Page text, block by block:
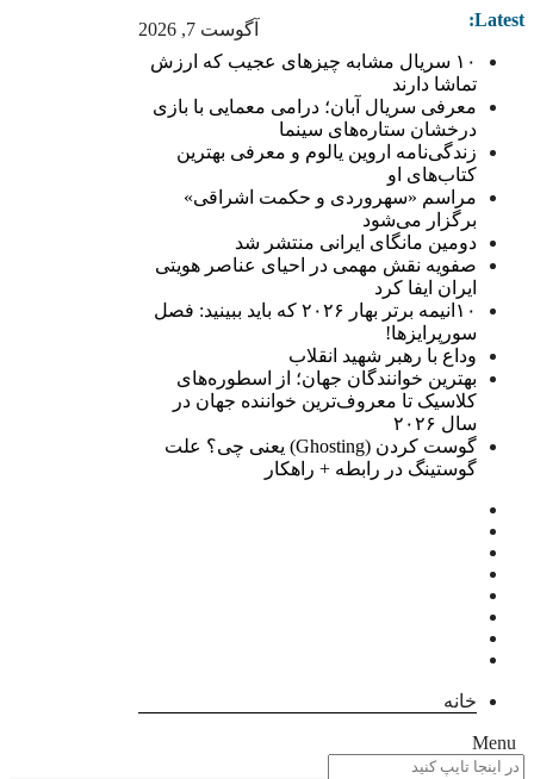
آگوست 7, 2026 Latest:
۱۰ سریال مشابه چیزهای عجیب که ارزش
تماشا دارند
معرفی سریال آبان؛ درامی معمایی با بازی
درخشان ستاره‌های سینما
زندگی‌نامه اروین یالوم و معرفی بهترین
کتاب‌های او
مراسم «سهروردی و حکمت اشراقی»
برگزار می‌شود
دومین مانگای ایرانی منتشر شد
صفویه نقش مهمی در احیای عناصر هویتی
ایران ایفا کرد
۱۰انیمه برتر بهار ۲۰۲۶ که باید ببینید: فصل
سورپرایزها!
وداع با رهبر شهید انقلاب
بهترین خوانندگان جهان؛ از اسطوره‌های
کلاسیک تا معروف‌ترین خواننده جهان در
سال ۲۰۲۶
گوست کردن (Ghosting) یعنی چی؟ علت
گوستینگ در رابطه + راهکار
خانه
Menu